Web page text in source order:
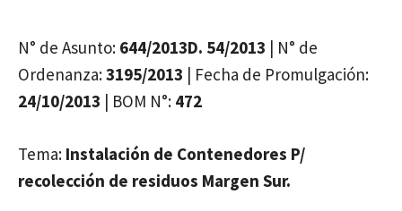
N° de Asunto: 644/2013D. 54/2013 | N° de
Ordenanza:3195/2013 | Fecha de Promulgación:
24/10/2013 | BOM N°: 472
Tema: Instalación de Contenedores P/
recolección de residuos Margen Sur.